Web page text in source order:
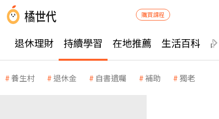
購買課程
退休理財 持續學習 在地推薦 生活百科
養生村 退休金 自書遺囑 補助 獨老